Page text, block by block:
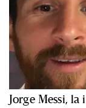
Jorge Messi,